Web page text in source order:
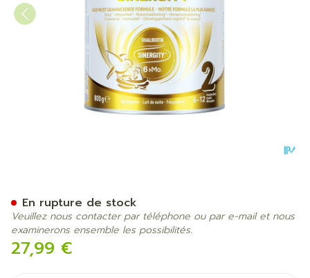
27,99 €
En rupture de stock
Veuillez nous contacter par téléphone ou par e-mail et nous
examinerons ensemble les possibilités.